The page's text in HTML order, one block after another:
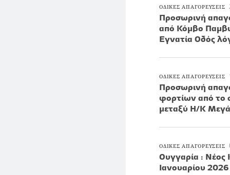
ΟΔΙΚΕΣ ΑΠΑΓΟΡΕΥΣΕΙΣ
Προσωρινή
από Κόμβο
Εγνατία Οδός
ΟΔΙΚΕΣ ΑΠΑΓΟΡΕΥΣΕΙΣ
Προσωρινή
φορτίων από το
μεταξύ Η/Κ
ΟΔΙΚΕΣ ΑΠΑΓΟΡΕΥΣΕΙΣ
Ουγγαρία : Νέος
Ιανουαρίου 2026